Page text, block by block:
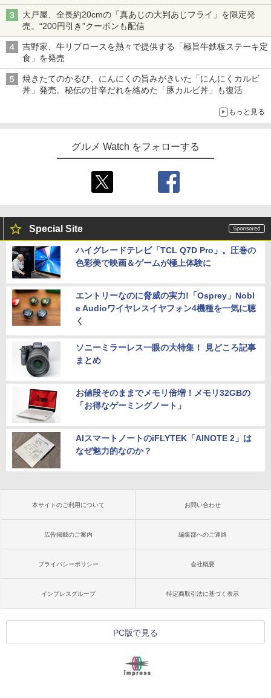
大戸屋、全長約20cmの「真あじの大判あじフライ」を限定発
売。“200円引き”クーポンも配信
吉野家、牛リブロースを熱々で提供する「極旨牛鉄板ステーキ定
食」を発売
焼きたてのかるび、にんにくの旨みがきいた「にんにくカルビ
丼」発売。秘伝の甘辛だれを絡めた「豚カルビ丼」も復活
もっと見る
グルメ Watch をフォローする
Special Site
ハイグレードテレビ「TCL Q7D Pro」。圧巻の
色彩美で映画＆ゲームが極上体験に
エントリーなのに脅威の実力!「Osprey」Nobl
e Audioワイヤレスイヤフォン4機種を一気に聴
く
ソニーミラーレス一眼の大特集！ 見どころ記事
まとめ
お値段そのままでメモリ倍増！メモリ32GBの
「お得なゲーミングノート」
AIスマートノートのiFLYTEK「AINOTE 2」は
なぜ魅力的なのか？
本サイトのご利用について お問い合わせ
広告掲載のご案内 編集部へのご連絡
プライバシーポリシー 会社概要
インプレスグループ 特定商取引法に基づく表示
PC版で見る